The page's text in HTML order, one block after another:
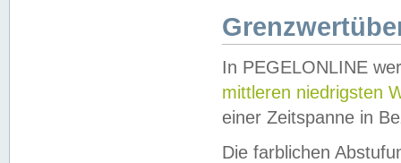
In PEGELONLINE
mittleren niedrigsten
einer Zeitspanne in
Die farblichen